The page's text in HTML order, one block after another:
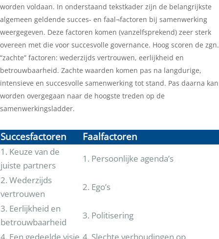
worden voldaan. In onderstaand tekstkader zijn de belangrijkste
algemeen geldende succes- en faal¬factoren bij samenwerking
weergegeven. Deze factoren komen (vanzelfsprekend) zeer sterk
overeen met die voor succesvolle governance. Hoog scoren de zgn.
“zachte” factoren: wederzijds vertrouwen, eerlijkheid en
betrouwbaarheid. Zachte waarden komen pas na langdurige,
intensieve en succesvolle samenwerking tot stand. Pas daarna kan
worden overgegaan naar de hoogste treden op de
samenwerkingsladder.
Succesfactoren Faalfactoren
1. Keuze van de
juiste partners
1. Persoonlijke agenda’s
2. Wederzijds
vertrouwen
2. Ego’s
3. Eerlijkheid en
betrouwbaarheid
3. Politisering